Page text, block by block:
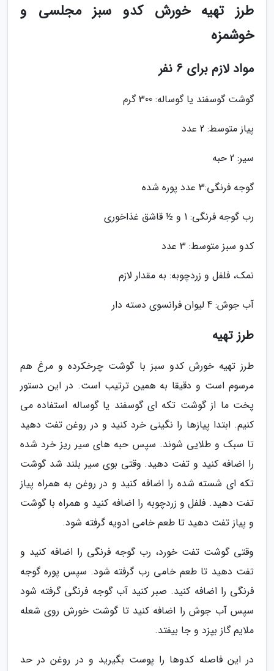
طرز تهیه خورش کدو سبز مجلسی و
خوشمزه
مواد لازم برای 6 نفر
گوشت گوسفند یا گوساله: 300 گرم
پیاز متوسط: 2 عدد
سیر: 2 حبه
گوجه فرنگی:3 عدد پوره شده
رب گوجه فرنگی: 1 و ½ قاشق غذاخوری
کدو سبز متوسط: 3 عدد
نمک، فلفل و زردچوبه: به مقدار لازم
آب جوش: 4 لیوان فرانسوی دسته دار
طرز تهیه
طرز تهیه خورش کدو سبز با گوشت چرخکرده و مرغ هم
مرسوم است و دقیقا به همین ترتیب است. در این دستور
پخت ما از گوشت تکه ای گوسفند یا گوساله استفاده می
کنیم. ابتدا پیازها را نگینی خرد کنید و در روغن تفت دهید
تا سبک و طلایی شوند. سپس حبه های سیر ریز خرد شده
را اضافه کنید و تفت دهید. وقتی بوی سیر بلند شد گوشت
تکه ای شسته شده را اضافه کنید و در روغن به همراه پیاز
تفت دهید. فلفل و زردچوبه را اضافه کنید و همراه با گوشت
و پیاز تفت دهید تا طعم خامی ادویه گرفته شود.
وقتی گوشت تفت خورد، رب گوجه فرنگی را اضافه کنید و
تفت دهید تا طعم خامی رب گرفته شود. سپس پوره گوجه
فرنگی را اضافه کنید. صبر کنید آب گوجه فرنگی گرفته شود
سپس آب جوش را اضافه کنید تا گوشت خورش روی شعله
ملایم گاز بپزد و جا بیفتد.
در این فاصله کدوها را پوست بگیرید و در روغن در حد